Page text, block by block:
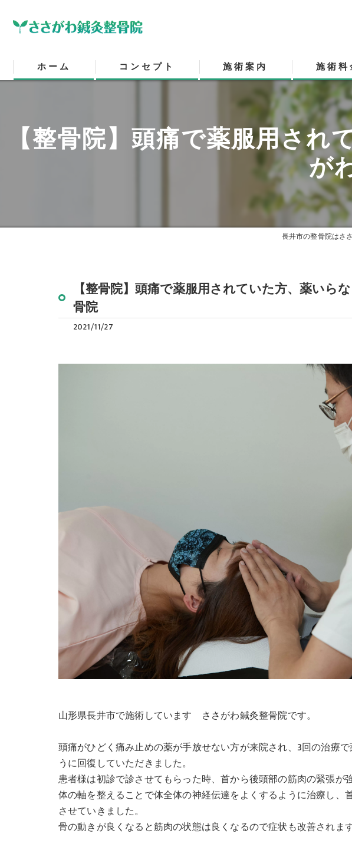
ホーム コンセプト 施術案内
バイタルリアクトセラピー
施術料
【整骨院】頭痛で薬服用さ
が
長井市の整骨院はさ
【整骨院】頭痛で薬服用されていた方、薬い
骨院
2021/11/27
山形県長井市で施術しています ささがわ鍼灸整骨院です。
頭痛がひどく痛み止めの薬が手放せない方が来院され、3回の治療
うに回復していただきました。
患者様は初診で診させてもらった時、首から後頭部の筋肉の緊張が
体の軸を整えることで体全体の神経伝達をよくするように治療し、
させていきました。
骨の動きが良くなると筋肉の状態は良くなるので症状も改善されます